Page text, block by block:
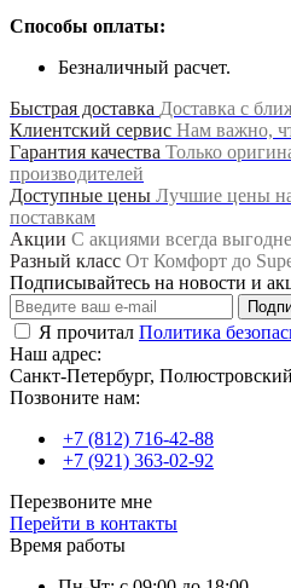
Способы оплаты:
Безналичный расчет.
Быстрая доставка Доставка с
Клиентский сервис Нам важно,
Гарантия качества Только
производителей
Доступные цены Лучшие цены
поставкам
Акции С акциями всегда
Разный класс От Комфорт до
Подписывайтесь на новости и
Я прочитал Политика
Наш адрес:
Санкт-Петербург,
Позвоните нам:
+7 (812) 716-42-88
+7 (921) 363-02-92
Перезвоните мне
Перейти в контакты
Время работы